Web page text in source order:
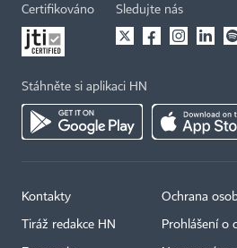
Certifikováno Sledujte nás
Stáhněte si aplikaci HN
Kontakty
Tiráž redakce HN
Ochrana
Prohlášení o